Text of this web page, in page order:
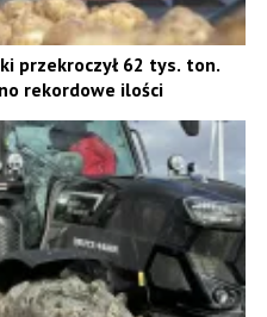
przekroczył 62 tys. ton.
rekordowe ilości